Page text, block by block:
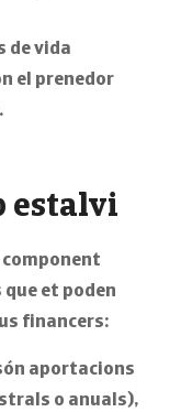
de vida
el prenedor
estalvi
et poden
financers:
aportacions
o anuals),